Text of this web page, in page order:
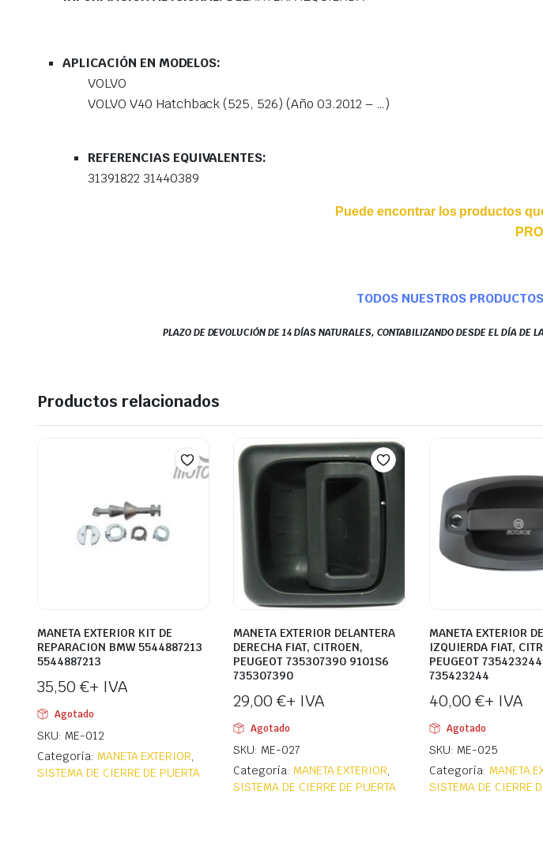
APLICACIÓN EN MODELOS:
VOLVO
VOLVO V40 Hatchback (525, 526) (Año 03.2012 – …)
REFERENCIAS EQUIVALENTES:
31391822 31440389
Puede encontrar los productos
TODOS NUESTROS
PLAZO DE DEVOLUCIÓN DE 14 DÍAS NATURALES, CONTABILIZANDO DESDE EL DÍA DE
Productos relacionados
MANETA EXTERIOR KIT DE
REPARACION BMW 5544887213
5544887213
35,50 €+ IVA
Agotado
SKU: ME-012
Categoría: MANETA EXTERIOR,
SISTEMA DE CIERRE DE PUERTA
MANETA EXTERIOR DELANTERA
DERECHA FIAT, CITROEN,
PEUGEOT 735307390 9101S6
735307390
29,00 €+ IVA
Agotado
SKU: ME-027
Categoría: MANETA EXTERIOR,
SISTEMA DE CIERRE DE PUERTA
MANETA EXTERIOR
IZQUIERDA FIAT,
PEUGEOT
735423244
40,00 €+ IVA
Agotado
SKU: ME-025
Categoría: MANETA
SISTEMA DE CIERRE